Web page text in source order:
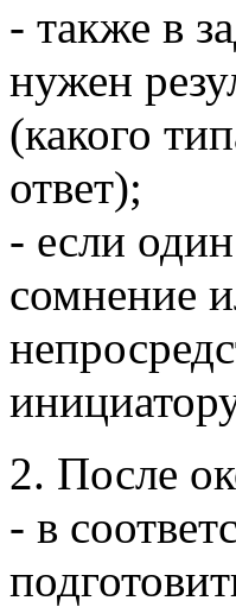
- также в
нужен
(какого
ответ);
- если
сомнение
2. После
- в